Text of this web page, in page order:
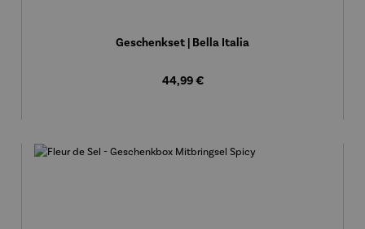
Geschenkset | Bella Italia
Regulärer Preis:
44,99 €